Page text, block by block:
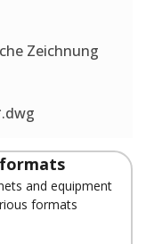
Zeichnung
and equipment
formats